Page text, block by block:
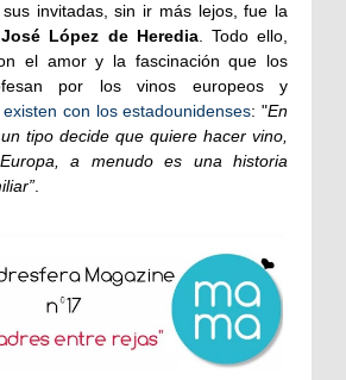
invitadas, sin ir más lejos, fue la
López de Heredia. Todo ello,
el amor y la fascinación que los
por los vinos europeos y
con los estadounidenses: "En
tipo decide que quiere hacer vino,
a menudo es una historia
.